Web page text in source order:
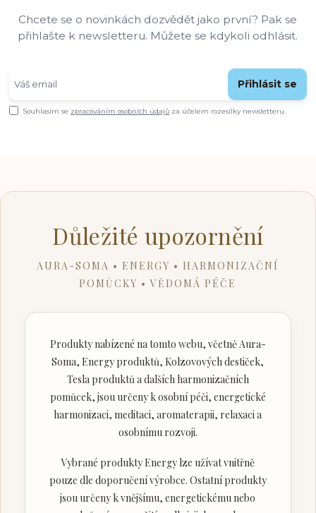
Chcete se o novinkách dozvědět jako první? Pak se
přihlašte k newsletteru. Můžete se kdykoli odhlásit.
Přihlásit se
Souhlasím se zpracováním osobních údajů za účelem rozesílky newsletteru.
Důležité upozornění
AURA-SOMA • ENERGY • HARMONIZAČNÍ
POMŮCKY • VĚDOMÁ PÉČE
Produkty nabízené na tomto webu, včetně Aura-
Soma, Energy produktů, Kolzovových destiček,
Tesla produktů a dalších harmonizačních
pomůcek, jsou určeny k osobní péči, energetické
harmonizaci, meditaci, aromaterapii, relaxaci a
osobnímu rozvoji.
Vybrané produkty Energy lze užívat vnitřně
pouze dle doporučení výrobce. Ostatní produkty
jsou určeny k vnějšímu, energetickému nebo